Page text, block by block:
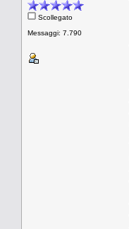
Scollegato
Messaggi: 7.790